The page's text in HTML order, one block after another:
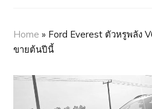
Home » Ford Everest ตัวหรูพลัง
ขายต้นปีนี้